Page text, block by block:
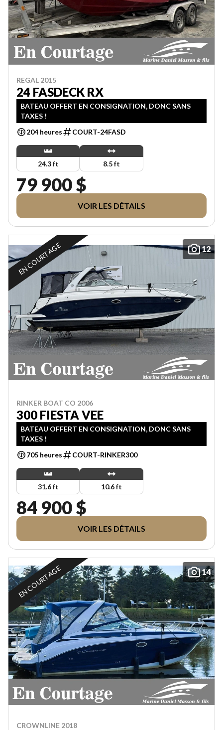
REGAL 2015
24 FASDECK RX
BATEAU OFFERT EN CONSIGNATION, DONC SANS
TAXES !
204 heures
COURT-24FASD
24.3 ft 8.5 ft
79 900 $
VOIR LES DÉTAILS
12
EN COURTAGE
RINKER BOAT CO 2006
300 FIESTA VEE
BATEAU OFFERT EN CONSIGNATION, DONC SANS
TAXES !
705 heures
COURT-RINKER300
31.6 ft 10.6 ft
84 900 $
VOIR LES DÉTAILS
14
EN COURTAGE
CROWNLINE 2018